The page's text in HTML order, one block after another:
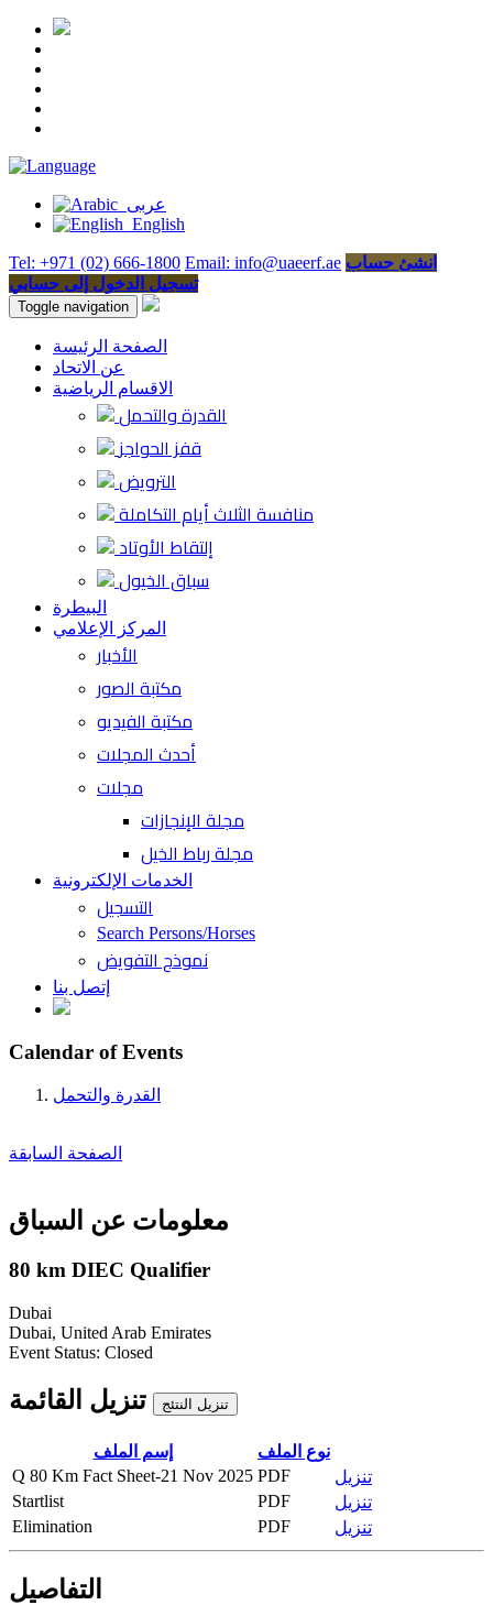
عربى
English
Tel: +971 (02) 666-1800 Email: info@uaeerf.ae انشئ حساب
تسجيل الدخول إلى حسابي
Toggle navigation
الصفحة الرئيسة
عن الاتحاد
الاقسام الرياضية
القدرة والتحمل
قفز الحواجز
الترويض
منافسة الثلاث أيام التكاملة
إلتقاط الأوتاد
سباق الخيول
البيطرة
المركز الإعلامي
الأخبار
مكتبة الصور
مكتبة الفيديو
أحدث المجلات
مجلات
مجلة الإنجازات
مجلة رباط الخيل
الخدمات الإلكترونية
التسجيل
Search Persons/Horses
نموذج التفويض
إتصل بنا
Calendar of Events
القدرة والتحمل
الصفحة السابقة
معلومات عن السباق
80 km DIEC Qualifier
Dubai
Dubai, United Arab Emirates
Event Status: Closed
تنزيل النتئج
إسم الملف
نوع الملف
Q 80 Km Fact Sheet-21 Nov 2025 PDF
تنزيل
Startlist
PDF
تنزيل
Elimination
PDF تنزيل
التفاصيل